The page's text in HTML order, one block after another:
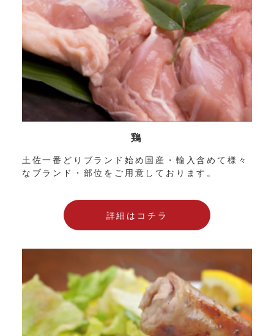
鶏
土佐一番どりブランド始め国産・輸入含めて様々
なブランド・部位をご用意しております。
詳細はコチラ